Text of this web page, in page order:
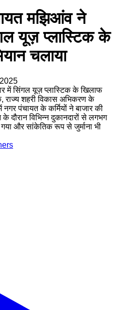
मझिआंव ने
यूज़ प्लास्टिक के
चलाया
में सिंगल यूज़ प्लास्टिक के खिलाफ
राज्य शहरी विकास अभिकरण के
पंचायत के कर्मियों ने बाजार की
दौरान विभिन्न दुकानदारों से लगभग
गया और सांकेतिक रूप से जुर्माना भी